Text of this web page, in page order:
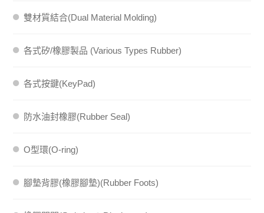
雙材質結合(Dual Material Molding)
各式矽/橡膠製品 (Various Types Rubber)
各式按鍵(KeyPad)
防水油封橡膠(Rubber Seal)
O型環(O-ring)
腳墊背膠(橡膠腳墊)(Rubber Foots)